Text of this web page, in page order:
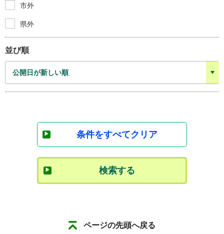
市外
県外
並び順
条件をすべてクリア
検索する
ページの先頭へ戻る